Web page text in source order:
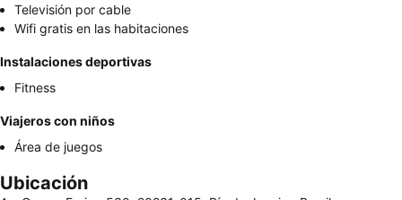
Televisión por cable
Wifi gratis en las habitaciones
Instalaciones deportivas
Fitness
Viajeros con niños
Área de juegos
Ubicación